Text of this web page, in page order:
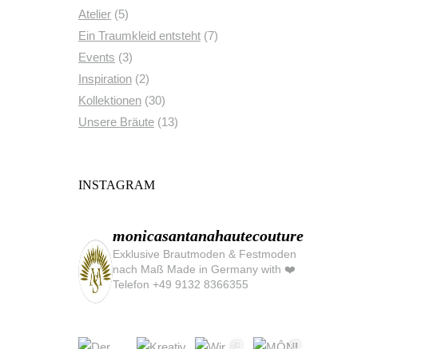
Atelier (5)
Ein Traumkleid entsteht (7)
Events (3)
Inspiration (2)
Kollektionen (30)
Unsere Bräute (13)
INSTAGRAM
monicasantanahautecouture
Exklusive Brautmoden & Festmoden
nach Maß Made in Germany with ❤️
Telefon +49 9132 8366355